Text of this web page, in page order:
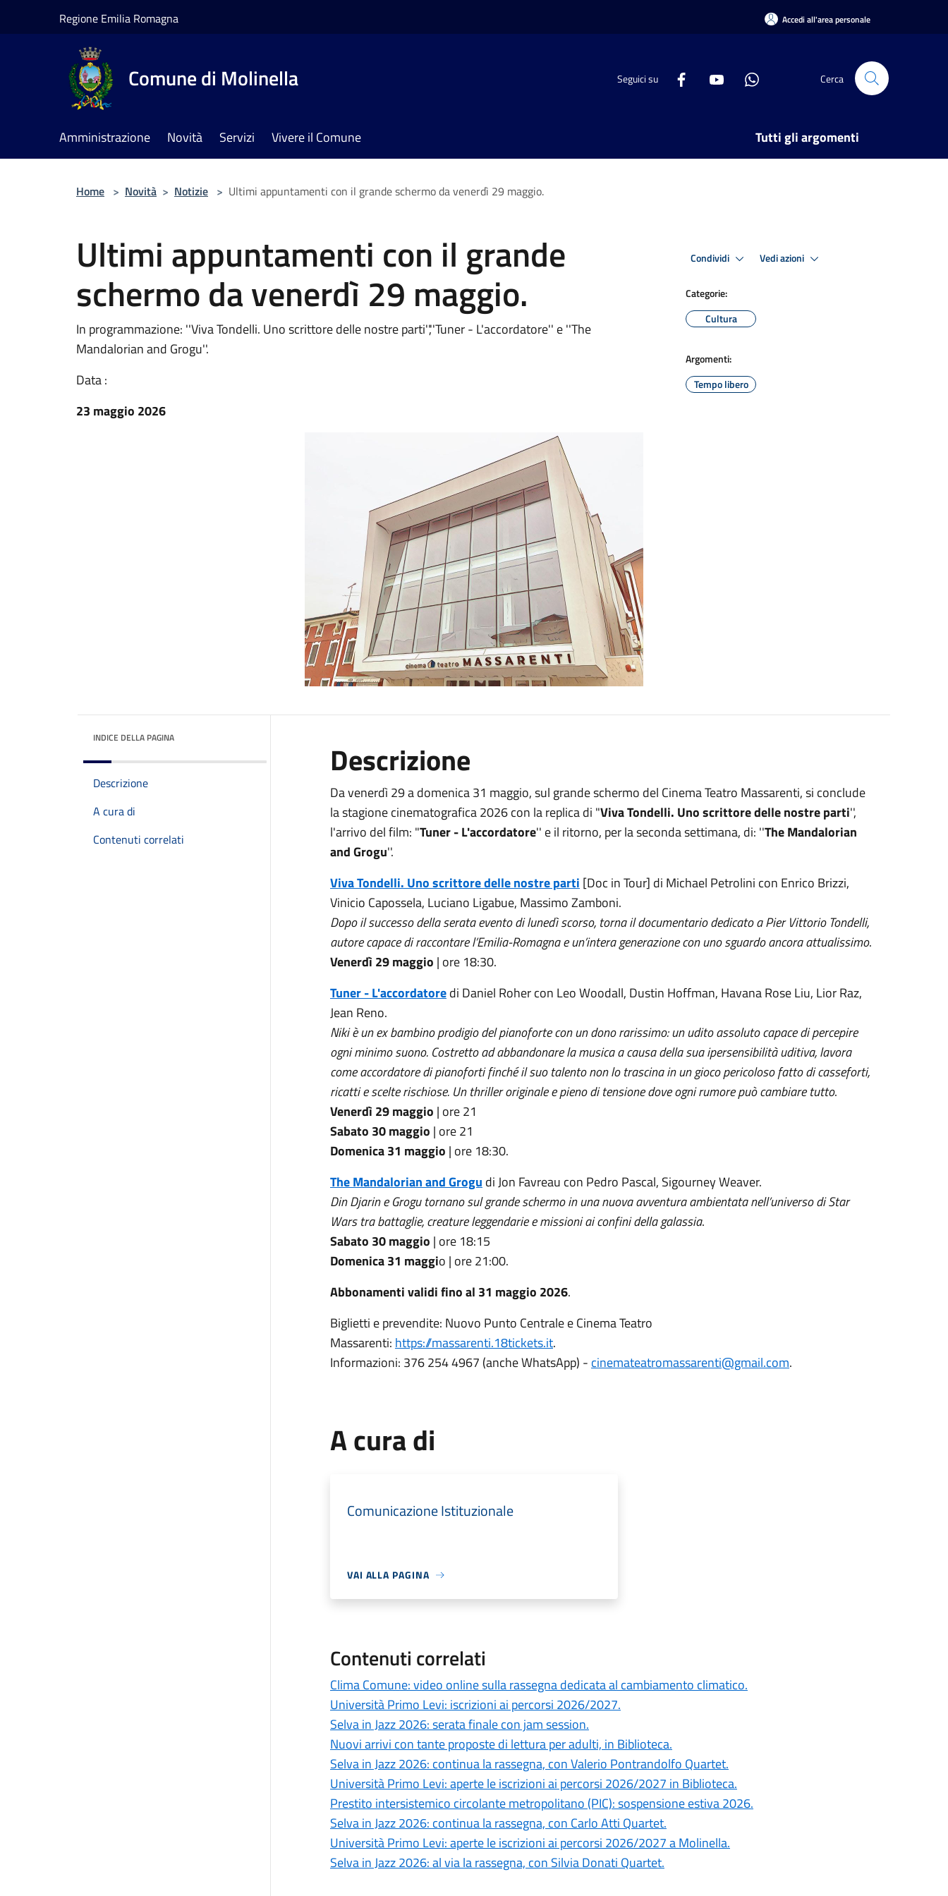
Regione Emilia Romagna Accedi all'area personale
Comune di Molinella Seguici su Cerca
Amministrazione Novità Servizi Vivere il Comune Tutti gli argomenti
Home > Novità > Notizie > Ultimi appuntamenti con il grande schermo da venerdì 29 maggio.
Ultimi appuntamenti con il grande
schermo da venerdì 29 maggio.
In programmazione: ''Viva Tondelli. Uno scrittore delle nostre parti'',''Tuner - L'accordatore'' e ''The
Mandalorian and Grogu''.
Data :
23 maggio 2026
Condividi Vedi azioni
Categorie:
Cultura
Argomenti:
Tempo libero
INDICE DELLA PAGINA
Descrizione
A cura di
Contenuti correlati
Descrizione
Da venerdì 29 a domenica 31 maggio, sul grande schermo del Cinema Teatro Massarenti, si conclude
la stagione cinematografica 2026 con la replica di "Viva Tondelli. Uno scrittore delle nostre parti'',
l'arrivo del film: "Tuner - L'accordatore'' e il ritorno, per la seconda settimana, di: ''The Mandalorian
and Grogu''.
Viva Tondelli. Uno scrittore delle nostre parti [Doc in Tour] di Michael Petrolini con Enrico Brizzi,
Vinicio Capossela, Luciano Ligabue, Massimo Zamboni.
Dopo il successo della serata evento di lunedì scorso, torna il documentario dedicato a Pier Vittorio Tondelli,
autore capace di raccontare l’Emilia-Romagna e un’intera generazione con uno sguardo ancora attualissimo.
Venerdì 29 maggio | ore 18:30.
Tuner - L'accordatoredi Daniel Roher con Leo Woodall, Dustin Hoffman, Havana Rose Liu, Lior Raz,
Jean Reno.
Niki è un ex bambino prodigio del pianoforte con un dono rarissimo: un udito assoluto capace di percepire
ogni minimo suono. Costretto ad abbandonare la musica a causa della sua ipersensibilità uditiva, lavora
come accordatore di pianoforti finché il suo talento non lo trascina in un gioco pericoloso fatto di casseforti,
ricatti e scelte rischiose. Un thriller originale e pieno di tensione dove ogni rumore può cambiare tutto.
Venerdì 29 maggio | ore 21
Sabato 30 maggio | ore 21
Domenica 31 maggio | ore 18:30.
The Mandalorian and Grogu di Jon Favreau con Pedro Pascal, Sigourney Weaver.
Din Djarin e Grogu tornano sul grande schermo in una nuova avventura ambientata nell’universo di Star
Wars tra battaglie, creature leggendarie e missioni ai confini della galassia.
Sabato 30 maggio | ore 18:15
Domenica 31 maggio | ore 21:00.
Abbonamenti validi fino al 31 maggio 2026.
Biglietti e prevendite: Nuovo Punto Centrale e Cinema Teatro
Massarenti: https://massarenti.18tickets.it.
Informazioni: 376 254 4967 (anche WhatsApp) - cinemateatromassarenti@gmail.com.
A cura di
Comunicazione Istituzionale
VAI ALLA PAGINA
Contenuti correlati
Clima Comune: video online sulla rassegna dedicata al cambiamento climatico.
Università Primo Levi: iscrizioni ai percorsi 2026/2027.
Selva in Jazz 2026: serata finale con jam session.
Nuovi arrivi con tante proposte di lettura per adulti, in Biblioteca.
Selva in Jazz 2026: continua la rassegna, con Valerio Pontrandolfo Quartet.
Università Primo Levi: aperte le iscrizioni ai percorsi 2026/2027 in Biblioteca.
Prestito intersistemico circolante metropolitano (PIC): sospensione estiva 2026.
Selva in Jazz 2026: continua la rassegna, con Carlo Atti Quartet.
Università Primo Levi: aperte le iscrizioni ai percorsi 2026/2027 a Molinella.
Selva in Jazz 2026: al via la rassegna, con Silvia Donati Quartet.